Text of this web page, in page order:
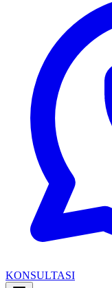
KONSULTASI